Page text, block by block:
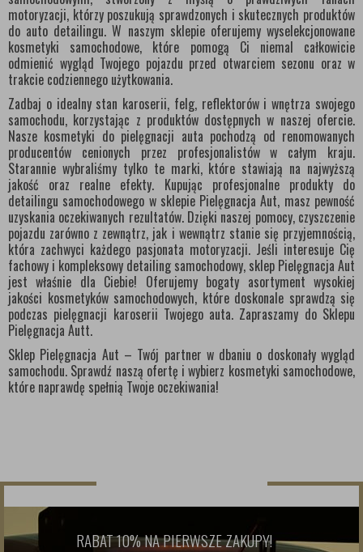
motoryzacji, którzy poszukują sprawdzonych i skutecznych produktów
do auto detailingu. W naszym sklepie oferujemy wyselekcjonowane
kosmetyki samochodowe, które pomogą Ci niemal całkowicie
odmienić wygląd Twojego pojazdu przed otwarciem sezonu oraz w
trakcie codziennego użytkowania.
Zadbaj o idealny stan karoserii, felg, reflektorów i wnętrza swojego
samochodu, korzystając z produktów dostępnych w naszej ofercie.
Nasze kosmetyki do pielęgnacji auta pochodzą od renomowanych
producentów cenionych przez profesjonalistów w całym kraju.
Starannie wybraliśmy tylko te marki, które stawiają na najwyższą
jakość oraz realne efekty. Kupując profesjonalne produkty do
detailingu samochodowego w sklepie Pielęgnacja Aut, masz pewność
uzyskania oczekiwanych rezultatów. Dzięki naszej pomocy, czyszczenie
pojazdu zarówno z zewnątrz, jak i wewnątrz stanie się przyjemnością,
która zachwyci każdego pasjonata motoryzacji. Jeśli interesuje Cię
fachowy i kompleksowy detailing samochodowy, sklep Pielęgnacja Aut
jest właśnie dla Ciebie! Oferujemy bogaty asortyment wysokiej
jakości kosmetyków samochodowych, które doskonale sprawdzą się
podczas pielęgnacji karoserii Twojego auta. Zapraszamy do Sklepu
Pielęgnacja Autt.
Sklep Pielęgnacja Aut – Twój partner w dbaniu o doskonały wygląd
samochodu. Sprawdź naszą ofertę i wybierz kosmetyki samochodowe,
które naprawdę spełnią Twoje oczekiwania!
RABAT 10% NA PIERWSZE ZAKUPY!